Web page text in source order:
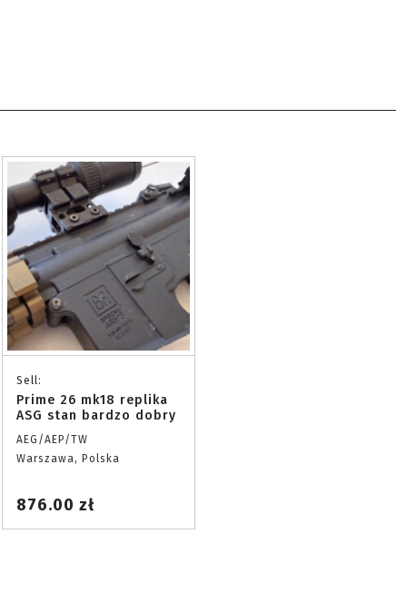
Sell:
Prime 26 mk18 replika
ASG stan bardzo dobry
AEG/AEP/TW
Warszawa, Polska
876.00 zł